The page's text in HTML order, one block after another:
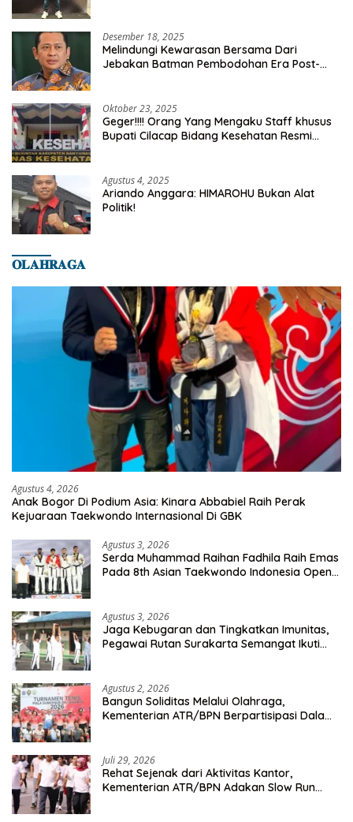
Desember 18, 2025
Melindungi Kewarasan Bersama Dari
Jebakan Batman Pembodohan Era Post-
Oktober 23, 2025
Geger!!!! Orang Yang Mengaku Staff khusus
Bupati Cilacap Bidang Kesehatan Resmi
Agustus 4, 2025
Ariando Anggara: HIMAROHU Bukan Alat
Politik!
𝐎𝐋𝐀𝐇𝐑𝐀𝐆𝐀
Agustus 4, 2026
Anak Bogor Di Podium Asia: Kinara Abbabiel Raih Perak
Kejuaraan Taekwondo Internasional Di GBK
Agustus 3, 2026
Serda Muhammad Raihan Fadhila Raih Emas
Pada 8th Asian Taekwondo Indonesia Open
Agustus 3, 2026
Jaga Kebugaran dan Tingkatkan Imunitas,
Pegawai Rutan Surakarta Semangat Ikuti
Agustus 2, 2026
Bangun Soliditas Melalui Olahraga,
Kementerian ATR/BPN Berpartisipasi Dalam
Juli 29, 2026
Rehat Sejenak dari Aktivitas Kantor,
Kementerian ATR/BPN Adakan Slow Run